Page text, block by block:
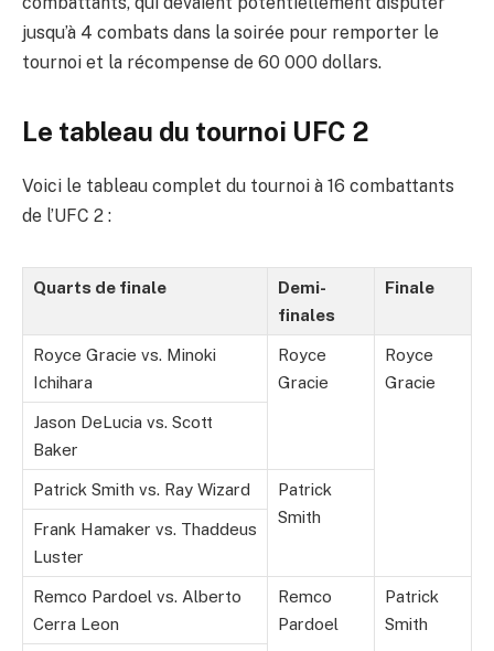
jusqu’à 4 combats dans la soirée pour remporter le
tournoi et la récompense de 60 000 dollars.
Le tableau du tournoi UFC 2
Voici le tableau complet du tournoi à 16 combattants
de l’UFC 2 :
Quarts de finale
Demi-
finales
Finale
Royce Gracie vs. Minoki
Ichihara
Royce
Gracie
Royce
Gracie
Jason DeLucia vs. Scott
Baker
Patrick Smith vs. Ray Wizard
Patrick
Smith
Frank Hamaker vs. Thaddeus
Luster
Remco Pardoel vs. Alberto
Cerra Leon
Remco
Pardoel
Patrick
Smith